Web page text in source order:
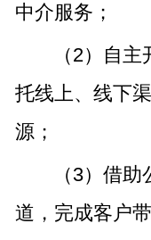
中介服务；
（2）自
托线上、线下
源；
（3）借
道，完成客户